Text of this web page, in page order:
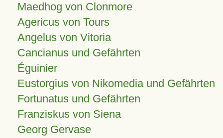
Maedhog von Clonmore
Agericus von Tours
Angelus von Vitoria
Cancianus und Gefährten
Éguinier
Eustorgius von Nikomedia und Gefährten
Fortunatus und Gefährten
Franziskus von Siena
Georg Gervase